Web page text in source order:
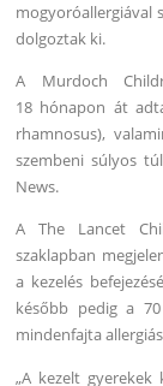
mogyoróallergiával
dolgoztak ki.
A Murdoch
18 hónapon át
rhamnosus),
szembeni súlyos
News.
A The Lancet
szaklapban
a kezelés
később pedig a
mindenfajta
„A kezelt